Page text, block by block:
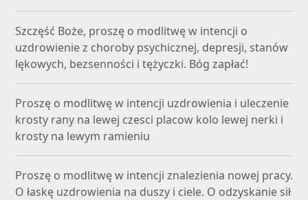
Szczęść Boże, proszę o modlitwę w intencji o
uzdrowienie z choroby psychicznej, depresji, stanów
lękowych, bezsenności i tężyczki. Bóg zapłać!
Proszę o modlitwę w intencji uzdrowienia i uleczenie
krosty rany na lewej czesci placow kolo lewej nerki i
krosty na lewym ramieniu
Proszę o modlitwę w intencji znalezienia nowej pracy.
O łaskę uzdrowienia na duszy i ciele. O odzyskanie sił